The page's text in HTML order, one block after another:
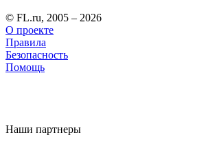
© FL.ru, 2005 – 2026
О проекте
Правила
Безопасность
Помощь
Наши партнеры